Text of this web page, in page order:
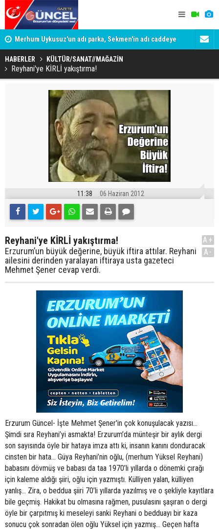
Merhum Uykusuz'un adı parka, Sekmen'in adı caddeye
verildi
HABERLER KÜLTÜR/SANAT//MAĞAZİN
Reyhani'ye KİRLİ yakıştırma!
11:38 06 Haziran 2012
Reyhani'ye KİRLİ yakıştırma!
Erzurum’un büyük değerine, büyük iftira attılar. Reyhani
ailesini derinden yaralayan iftiraya usta gazeteci
Mehmet Şener cevap verdi.
A+
A-
Erzurum Güncel- İşte Mehmet Şener'in çok konuşulacak yazısı...
Şimdi sıra Reyhani’yi asmakta! Erzurum’da münteşir bir aylık dergi
son sayısında öyle bir hataya imza attı ki, insanın kanını donduracak
cinsten bir hata… Güya Reyhani’nin oğlu, (merhum Yüksel Reyhani)
babasını dövmüş ve babası da taa 1970’li yıllarda o dönemki çırağı
için kaleme aldığı şiiri, oğlu için yazmıştı. Külliyen yalan, külliyen
yanlış… Zira, o beddua şiiri 70’li yıllarda yazılmış ve o şekliyle kayıtlara
bile geçmiş. Hakikat bu olmasına rağmen, pusulasını şaşıran o dergi
öyle bir çarpıtmış ki meseleyi sanki Reyhani o bedduayı bir kaza
sonucu çok sonradan ölen oğlu Yüksel için yazmış… Geçen hafta